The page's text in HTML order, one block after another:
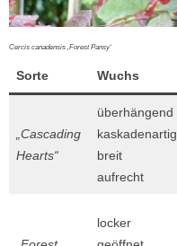
Cercis canadensis ‚Forest Pansy‘
Sorte Wuchs
„Cascading
Hearts“
überhängend
kaskadenartig
breit
aufrecht
locker